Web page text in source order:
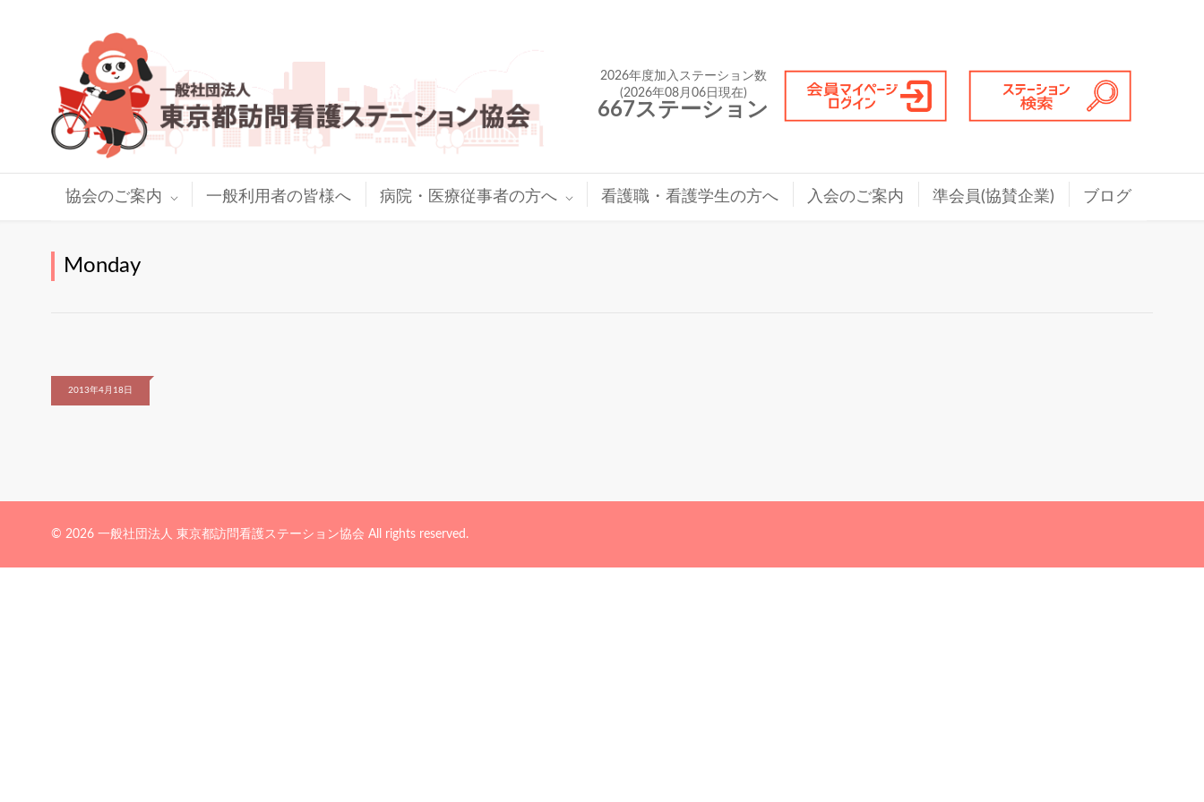
2026年度加入ステーション数
(2026年08月06日現在)
667ステーション
協会のご案内 一般利用者の皆様へ 病院・医療従事者の方へ 看護職・看護学生の方へ 入会のご案内 準会員(協賛企業) ブログ
Monday
2013年4月18日
© 2026 一般社団法人 東京都訪問看護ステーション協会 All rights reserved.